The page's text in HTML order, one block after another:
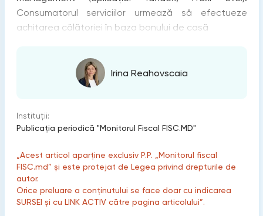
Consumatorul serviciilor urmează să efectueze
achitarea călătoriei în baza bonului de casă
Irina Reahovscaia
Instituții:
Publicaţia periodică "Monitorul Fiscal FISC.MD"
„Acest articol aparține exclusiv P.P. „Monitorul fiscal
FISC.md” și este protejat de Legea privind drepturile de
autor.
Orice preluare a conținutului se face doar cu indicarea
SURSEI și cu LINK ACTIV către pagina articolului”.